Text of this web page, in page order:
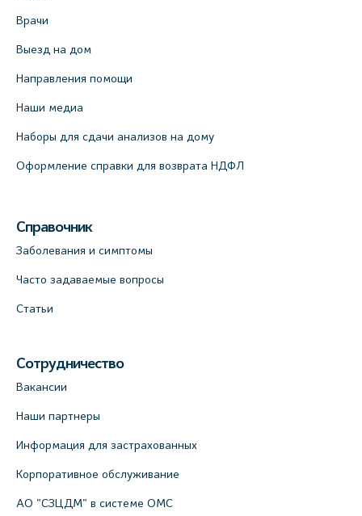
Врачи
Выезд на дом
Направления помощи
Наши медиа
Наборы для сдачи анализов на дому
Оформление справки для возврата НДФЛ
Справочник
Заболевания и симптомы
Часто задаваемые вопросы
Статьи
Сотрудничество
Вакансии
Наши партнеры
Информация для застрахованных
Корпоративное обслуживание
АО "СЗЦДМ" в системе ОМС